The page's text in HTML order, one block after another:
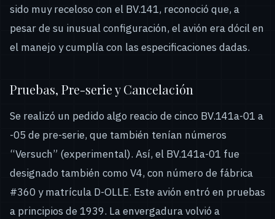
sido muy receloso con el BV.141, reconoció que, a
pesar de su inusual configuración, el avión era dócil en
el manejo y cumplía con las especificaciones dadas.
Pruebas, Pre-serie y Cancelación
Se realizó un pedido algo reacio de cinco BV.141a-01 a
-05 de pre-serie, que también tenían números
“Versuch” (experimental). Así, el BV.141a-01 fue
designado también como V4, con número de fábrica
#360 y matrícula D-OLLE. Este avión entró en pruebas
a principios de 1939. La envergadura volvió a